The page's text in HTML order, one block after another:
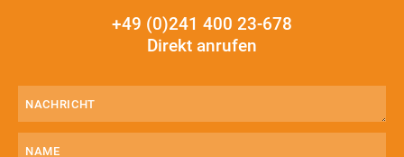
+49 (0)241 400 23-678
Direkt anrufen